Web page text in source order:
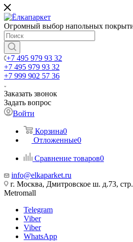
Огромный выбор напольных
+7 495 979 93 32
+7 495 979 93 32
+7 999 902 57 36
Заказать звонок
Задать вопрос
Войти
Корзина0
Отложенные0
Сравнение товаров0
info@elkaparket.ru
г. Москва, Дмитровское ш. д.73,
Metromall
Telegram
Viber
Viber
WhatsApp